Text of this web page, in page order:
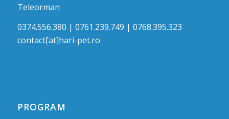
Teleorman
0374.556.380 | 0761.239.749 | 0768.395.323
contact[at]hari-pet.ro
PROGRAM